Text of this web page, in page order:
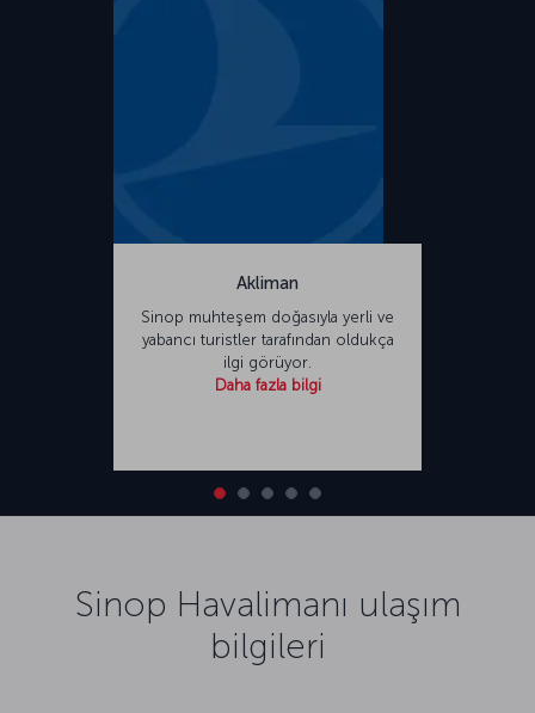
Akliman
Sinop muhteşem doğasıyla yerli ve
yabancı turistler tarafından oldukça
ilgi görüyor.
Daha fazla bilgi
Sinop Havalimanı ulaşım
bilgileri